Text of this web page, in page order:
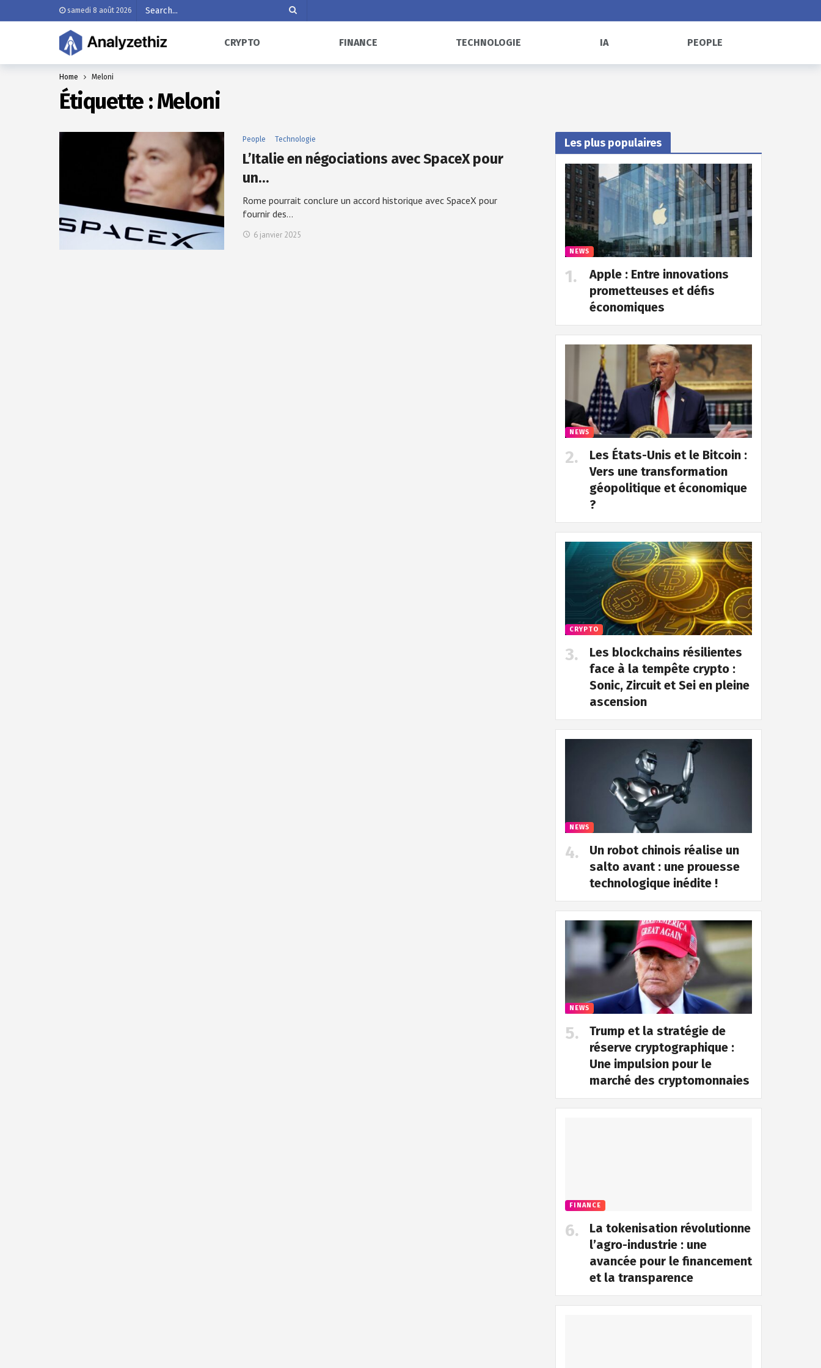
samedi 8 août 2026
CRYPTO FINANCE TECHNOLOGIE IA PEOPLE
Home Meloni
Étiquette :Meloni
People Technologie
L’Italie en négociations avec SpaceX pour
un…
Rome pourrait conclure un accord historique avec SpaceX pour
fournir des…
6 janvier 2025
Les plus populaires
NEWS
Apple : Entre innovations
prometteuses et défis
économiques
NEWS
Les États-Unis et le Bitcoin :
Vers une transformation
géopolitique et économique
?
CRYPTO
Les blockchains résilientes
face à la tempête crypto :
Sonic, Zircuit et Sei en pleine
ascension
NEWS
Un robot chinois réalise un
salto avant : une prouesse
technologique inédite !
NEWS
Trump et la stratégie de
réserve cryptographique :
Une impulsion pour le
marché des cryptomonnaies
FINANCE
La tokenisation révolutionne
l’agro-industrie : une
avancée pour le financement
et la transparence